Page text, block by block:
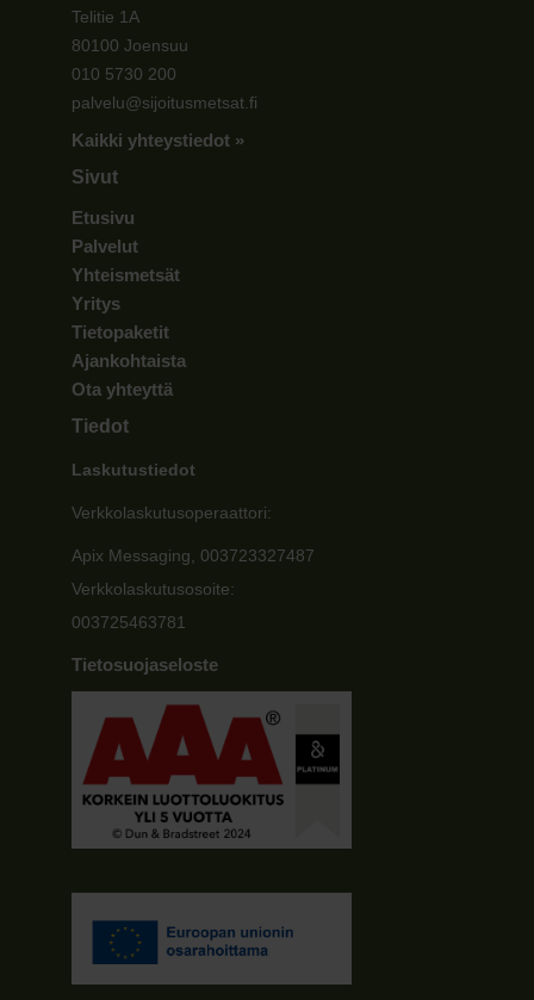
Telitie 1A
80100 Joensuu
010 5730 200
palvelu@sijoitusmetsat.fi
Kaikki yhteystiedot »
Sivut
Etusivu
Palvelut
Yhteismetsät
Yritys
Tietopaketit
Ajankohtaista
Ota yhteyttä
Tiedot
Laskutustiedot
Verkkolaskutusoperaattori:
Apix Messaging, 003723327487
Verkkolaskutusosoite:
003725463781
Tietosuojaseloste